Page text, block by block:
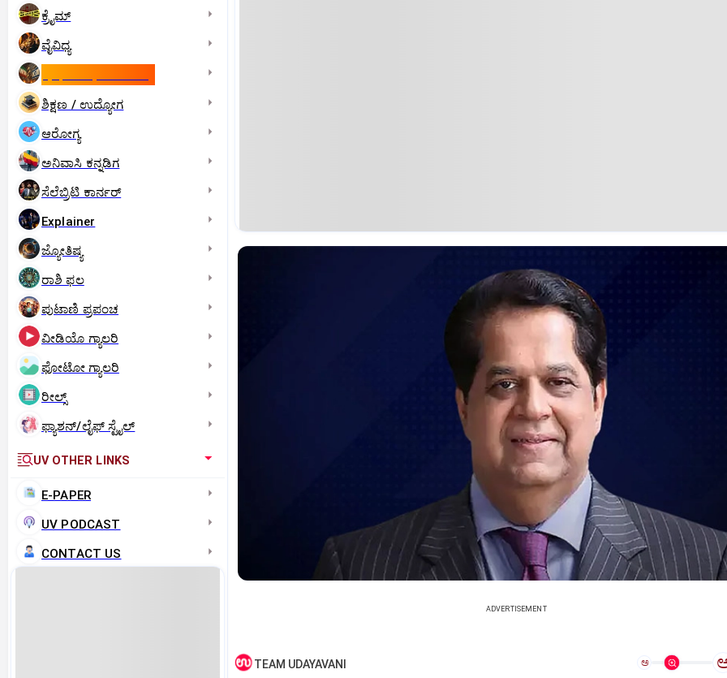
ಕ್ರೈಮ್
ವೈವಿಧ್ಯ
ಶಿಕ್ಷಣ / ಉದ್ಯೋಗ
ಆರೋಗ್ಯ
ಅನಿವಾಸಿ ಕನ್ನಡಿಗ
ಸೆಲೆಬ್ರಿಟಿ ಕಾರ್ನರ್‌
Explainer
ಜ್ಯೋತಿಷ್ಯ
ರಾಶಿ ಫಲ
ಪುಟಾಣಿ ಪ್ರಪಂಚ
ವೀಡಿಯೊ ಗ್ಯಾಲರಿ
ಫೋಟೋ ಗ್ಯಾಲರಿ
ರೀಲ್ಸ್
ಫ್ಯಾಶನ್/ಲೈಫ್‌ ಸ್ಟೈಲ್
UV OTHER LINKS
E-PAPER
UV PODCAST
CONTACT US
ADVERTISEMENT
TEAM UDAYAVANI ಅ